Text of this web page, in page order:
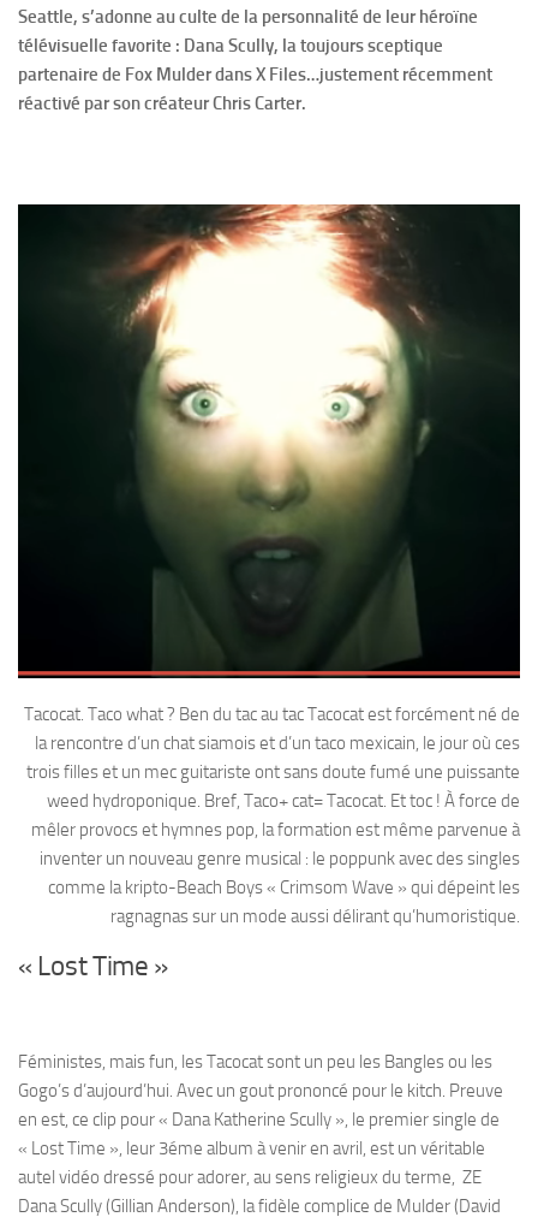
Seattle, s’adonne au culte de la personnalité de leur héroïne
télévisuelle favorite : Dana Scully, la toujours sceptique
partenaire de Fox Mulder dans X Files…justement récemment
réactivé par son créateur Chris Carter.
Tacocat. Taco what ? Ben du tac au tac Tacocat est forcément né de
la rencontre d’un chat siamois et d’un taco mexicain, le jour où ces
trois filles et un mec guitariste ont sans doute fumé une puissante
weed hydroponique. Bref, Taco+ cat= Tacocat. Et toc ! À force de
mêler provocs et hymnes pop, la formation est même parvenue à
inventer un nouveau genre musical : le poppunk avec des singles
comme la kripto-Beach Boys « Crimsom Wave » qui dépeint les
ragnagnas sur un mode aussi délirant qu’humoristique.
« Lost Time »
Féministes, mais fun, les Tacocat sont un peu les Bangles ou les
Gogo’s d’aujourd’hui. Avec un gout prononcé pour le kitch. Preuve
en est, ce clip pour « Dana Katherine Scully », le premier single de
« Lost Time », leur 3éme album à venir en avril, est un véritable
autel vidéo dressé pour adorer, au sens religieux du terme, ZE
Dana Scully (Gillian Anderson), la fidèle complice de Mulder (David